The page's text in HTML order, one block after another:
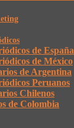
de España
de México
de Argentina
Peruanos
Chilenos
de Colombia